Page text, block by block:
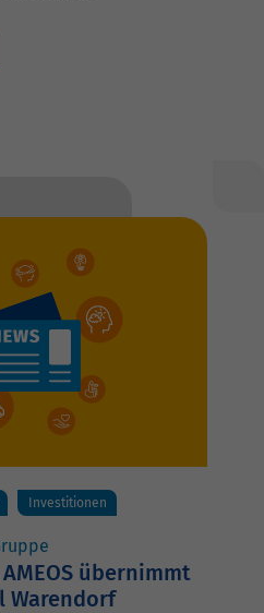
Investitionen
übernimmt
Warendorf